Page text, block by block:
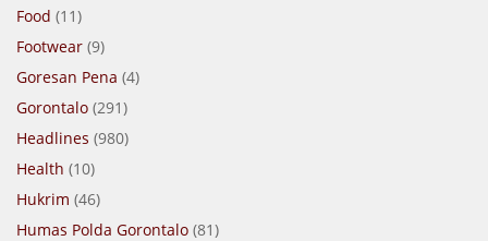
Food (11)
Footwear (9)
Goresan Pena (4)
Gorontalo (291)
Headlines (980)
Health (10)
Hukrim (46)
Humas Polda Gorontalo (81)